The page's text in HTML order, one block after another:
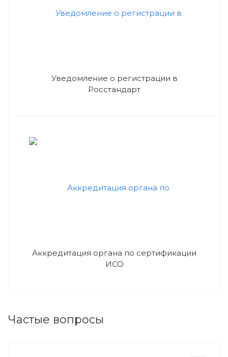
Уведомление о регистрации в
Росстандарт
Аккредитация органа по сертификации
ИСО
Частые вопросы